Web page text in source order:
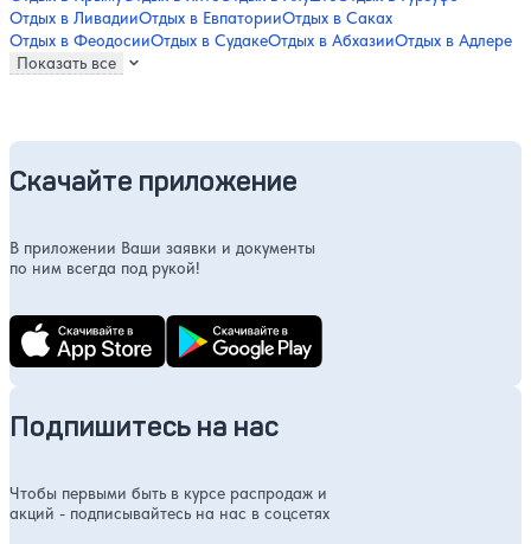
Отдых в ЛивадииОтдых в ЕвпаторииОтдых в Саках
Отдых в ФеодосииОтдых в СудакеОтдых в АбхазииОтдых в Адлере
Показать все
Скачайте приложение
В приложении Ваши заявки и документы
по ним всегда под рукой!
Подпишитесь на нас
Чтобы первыми быть в курсе распродаж и
акций - подписывайтесь на нас в соцсетях